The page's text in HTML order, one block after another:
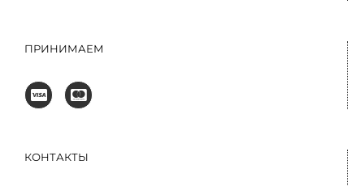
ПРИНИМАЕМ
КОНТАКТЫ